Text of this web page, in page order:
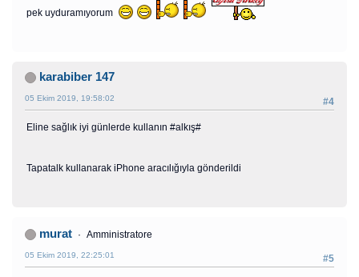
pek uyduramıyorum
karabiber 147
#4
05 Ekim 2019, 19:58:02
Eline sağlık iyi günlerde kullanın #alkış#
Tapatalk kullanarak iPhone aracılığıyla gönderildi
murat Amministratore
#5
05 Ekim 2019, 22:25:01